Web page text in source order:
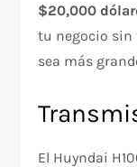
$20,000
tu negocio sin
sea más
El Huyndai